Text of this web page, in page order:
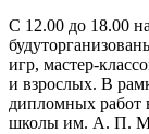
С 12.00 до 18.00
игр, мастер-
и взрослых. В
дипломных работ
школы им. А. П.